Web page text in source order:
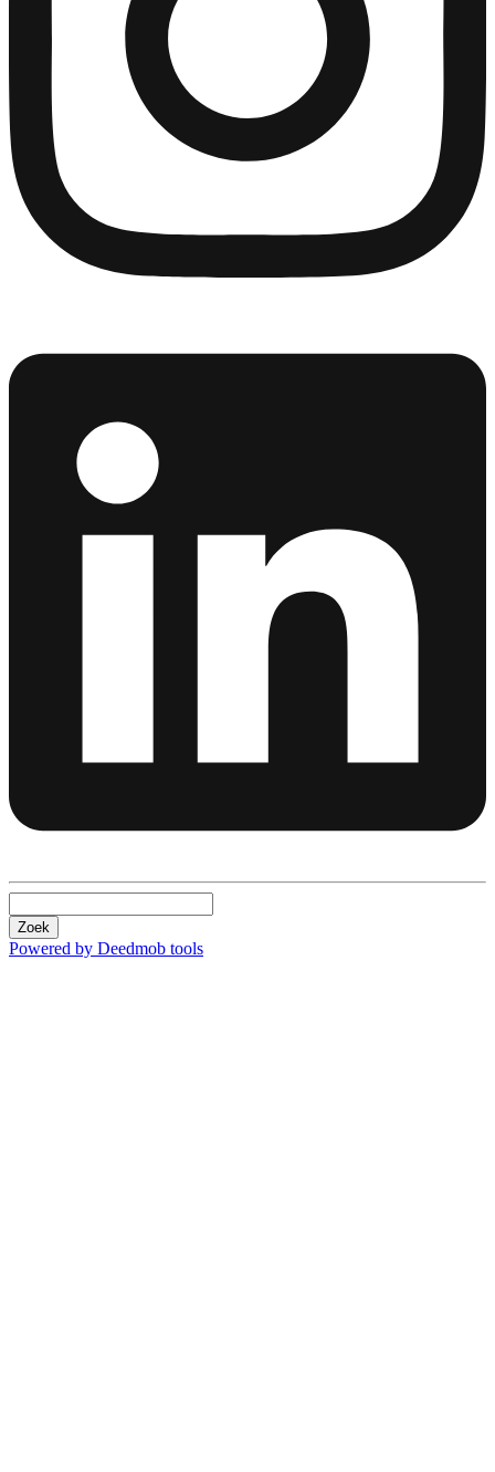
Zoek
Powered by Deedmob tools